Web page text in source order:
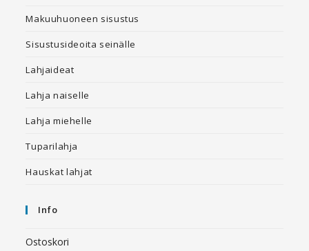
Makuuhuoneen sisustus
Sisustusideoita seinälle
Lahjaideat
Lahja naiselle
Lahja miehelle
Tuparilahja
Hauskat lahjat
Info
Ostoskori